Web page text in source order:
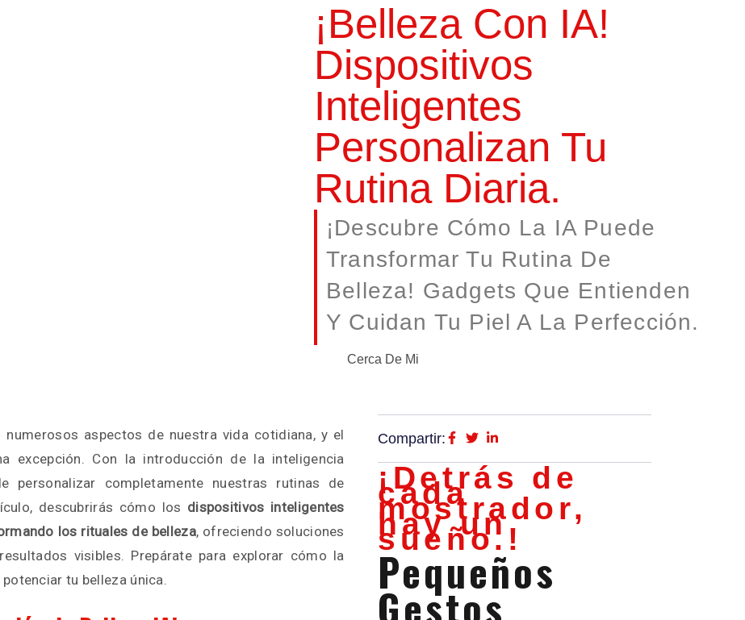
¡Belleza Con IA!
Dispositivos
Inteligentes
Personalizan Tu
Rutina Diaria. ​
¡Descubre Cómo La IA Puede
Transformar Tu Rutina De
Belleza! Gadgets Que Entienden
Y Cuidan Tu Piel A La Perfección.
Cerca De Mi
aspectos de nuestra vida cotidiana, y el
excepción. Con la introducción de la inteligencia
personalizar completamente nuestras rutinas de
descubrirás cómo los dispositivos inteligentes
los rituales de belleza, ofreciendo soluciones
visibles. Prepárate para explorar cómo la
tu belleza única.
Compartir:
¡Detrás de
cada
mostrador,
hay un
sueño.!
Pequeños
Gestos